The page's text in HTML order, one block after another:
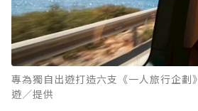
專為獨自出遊打造六支《一人旅行企
遊／提供